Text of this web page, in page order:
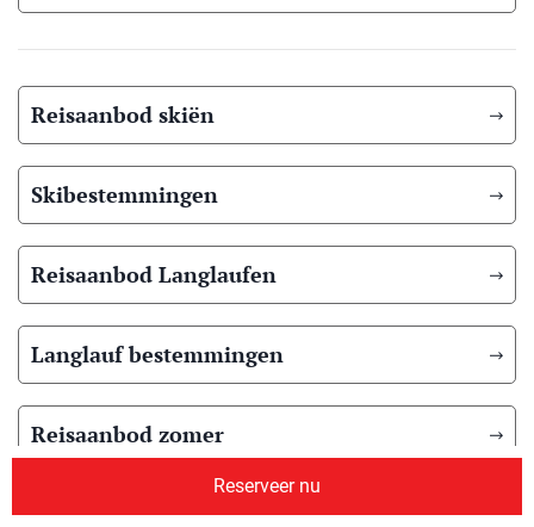
Reserveer nu
Reisaanbod skiën
Skibestemmingen
Reisaanbod Langlaufen
Langlauf bestemmingen
Reisaanbod zomer
Overig reisaanbod